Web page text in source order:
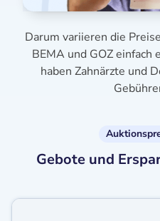
Darum variieren die
BEMA und GOZ
haben Zahnärzte und
Gebote und